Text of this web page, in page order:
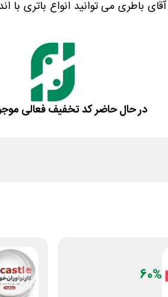
باطری می توانید انواع باتری با
در حال حاضر کد تخفیف فعالی
60%